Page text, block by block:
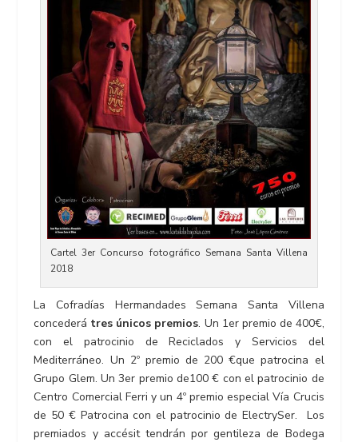
Cartel 3er Concurso fotográfico Semana Santa Villena
2018
La Cofradías Hermandades Semana Santa Villena
concederá tres únicos premios. Un 1er premio de 400€,
con el patrocinio de Reciclados y Servicios del
Mediterráneo. Un 2º premio de 200 €que patrocina el
Grupo Glem. Un 3er premio de100 € con el patrocinio de
Centro Comercial Ferri y un 4º premio especial Vía Crucis
de 50 € Patrocina con el patrocinio de ElectrySer. Los
premiados y accésit tendrán por gentileza de Bodega